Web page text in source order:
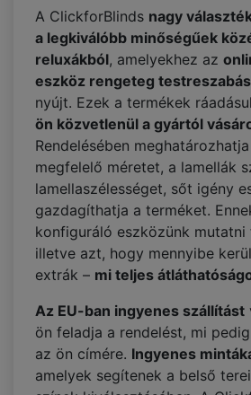
A ClickforBlinds nagy
a legkiválóbb minőségűek
reluxákból, amelyekhez az
eszköz rengeteg
nyújt. Ezek a termékek ráadásul
ön közvetlenül a gyártól
Rendelésében
megfelelő méretet, a lamellák
lamellaszélességet, sőt igény
gazdagíthatja a terméket.
konfiguráló eszközünk mutatni
illetve azt, hogy mennyibe
extrák – mi teljes
Az EU-ban ingyenes szállítást
ön feladja a rendelést, mi
az ön címére. Ingyenes
amelyek segítenek a belső